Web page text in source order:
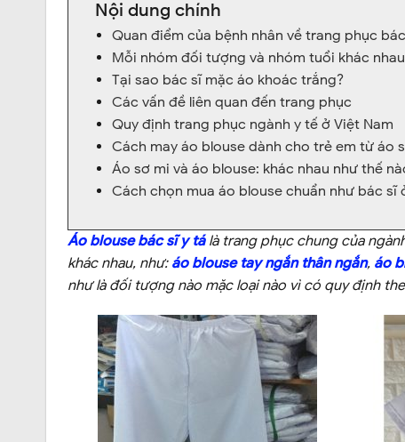
Nội dung chính
Quan điểm của bệnh nhân về trang phục
Mỗi nhóm đối tượng và nhóm tuổi khác
Tại sao bác sĩ mặc áo khoác trắng?
Các vấn đề liên quan đến trang phục
Quy định trang phục ngành y tế ở Việt Nam
Cách may áo blouse dành cho trẻ em từ áo
Áo sơ mi và áo blouse: khác nhau như thế
Cách chọn mua áo blouse chuẩn như bác sĩ
Áo blouse bác sĩ y tálà trang phục chung của
khác nhau, như: áo blouse tay ngắn thân ngắn, áo
như là đối tượng nào mặc loại nào vì có quy định